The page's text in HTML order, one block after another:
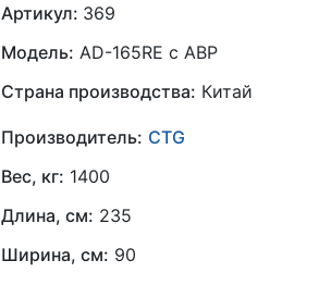
Артикул: 369
Модель: AD-165RE с АВР
Страна производства: Китай
Производитель: CTG
Вес, кг: 1400
Длина, см: 235
Ширина, см: 90